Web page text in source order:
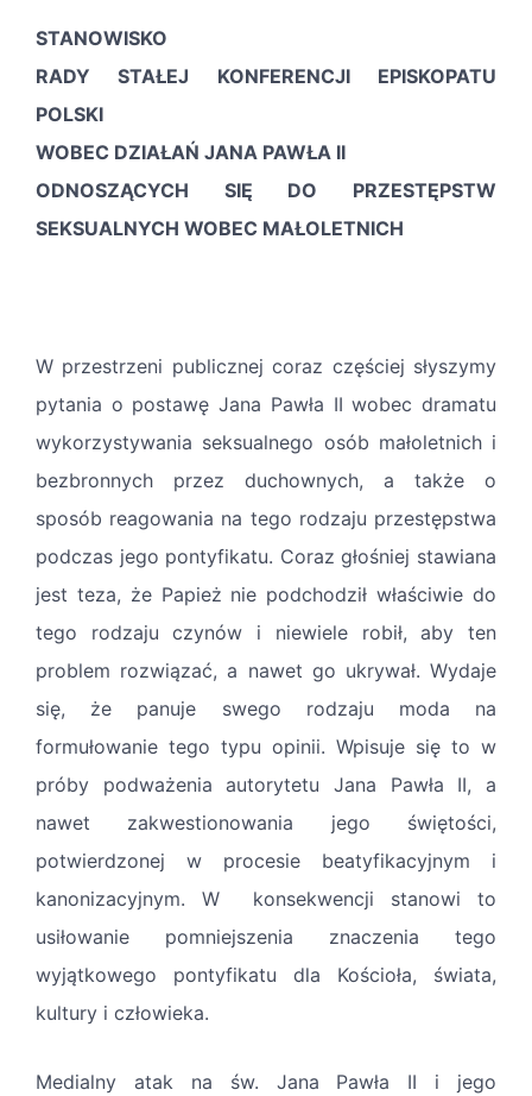
STANOWISKO
RADY STAŁEJ KONFERENCJI EPISKOPATU
POLSKI
WOBEC DZIAŁAŃ JANA PAWŁA II
ODNOSZĄCYCH SIĘ DO PRZESTĘPSTW
SEKSUALNYCH WOBEC MAŁOLETNICH
W przestrzeni publicznej coraz częściej słyszymy
pytania o postawę Jana Pawła II wobec dramatu
wykorzystywania seksualnego osób małoletnich i
bezbronnych przez duchownych, a także o
sposób reagowania na tego rodzaju przestępstwa
podczas jego pontyfikatu. Coraz głośniej stawiana
jest teza, że Papież nie podchodził właściwie do
tego rodzaju czynów i niewiele robił, aby ten
problem rozwiązać, a nawet go ukrywał. Wydaje
się, że panuje swego rodzaju moda na
formułowanie tego typu opinii. Wpisuje się to w
próby podważenia autorytetu Jana Pawła II, a
nawet zakwestionowania jego świętości,
potwierdzonej w procesie beatyfikacyjnym i
kanonizacyjnym. W konsekwencji stanowi to
usiłowanie pomniejszenia znaczenia tego
wyjątkowego pontyfikatu dla Kościoła, świata,
kultury i człowieka.
Medialny atak na św. Jana Pawła II i jego